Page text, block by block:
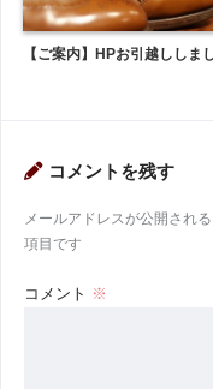
【ご案内】HPお引越ししま
コメントを残す
メールアドレスが公開され
項目です
コメント ※